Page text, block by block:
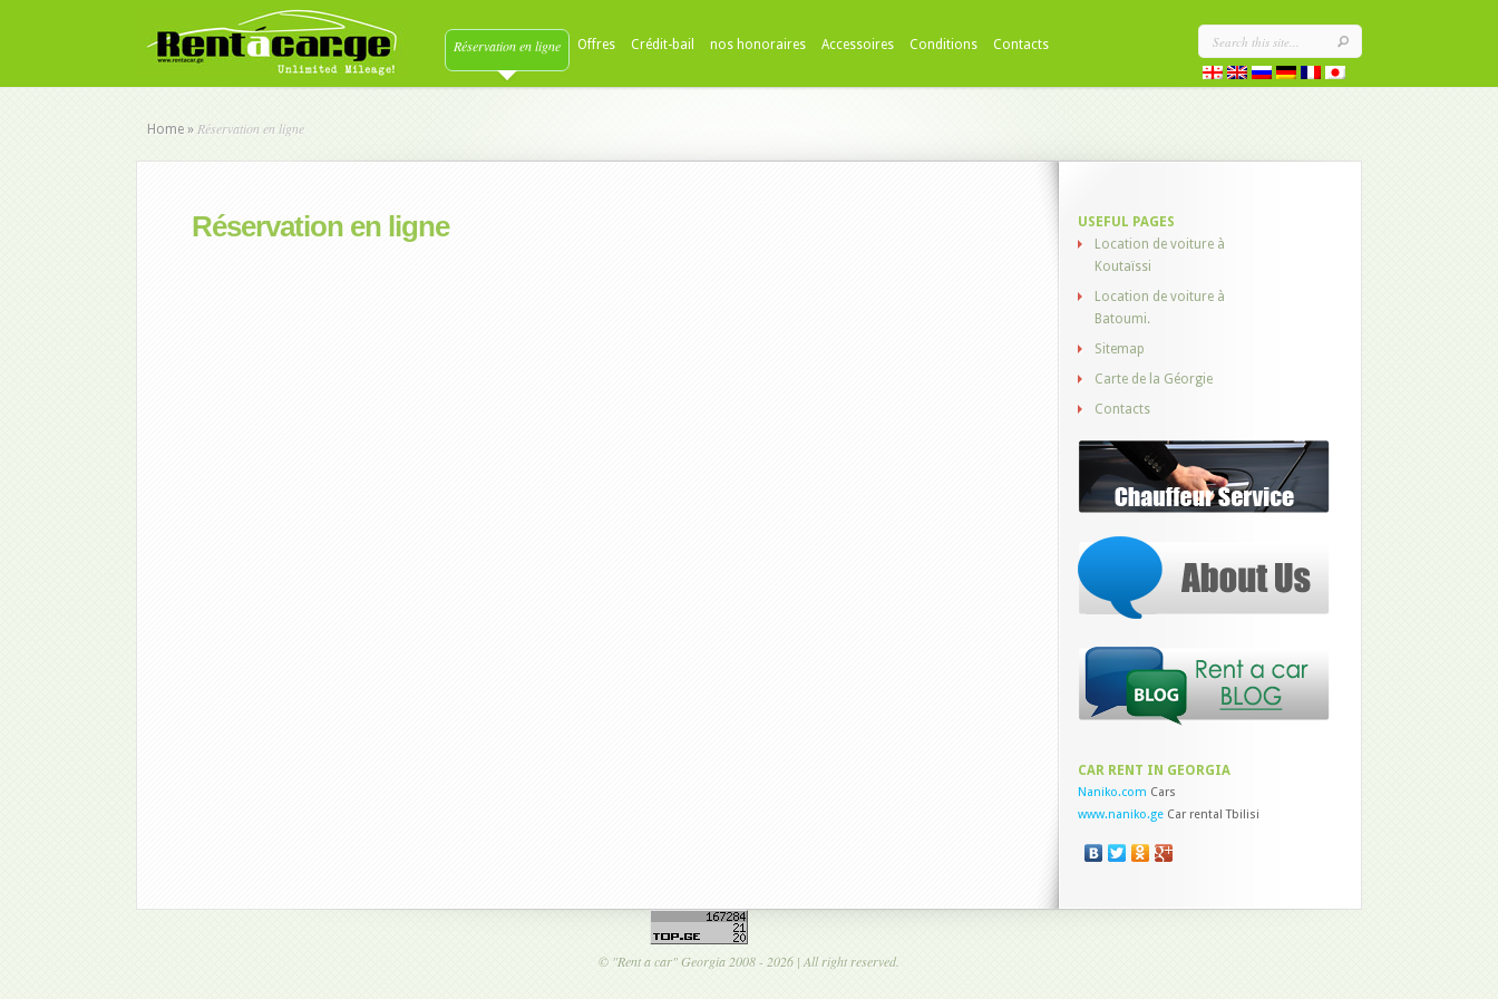
Réservation en ligne Offres Crédit-bail nos honoraires Accessoires Conditions Contacts
Home » Réservation en ligne
Réservation en ligne
USEFUL PAGES
Location de voiture à
Koutaïssi
Location de voiture à
Batoumi.
Sitemap
Carte de la Géorgie
Contacts
CAR RENT IN GEORGIA
Naniko.com Cars
www.naniko.ge Car rental Tbilisi
© "Rent a car"Georgia 2008 - 2026 | All right reserved.